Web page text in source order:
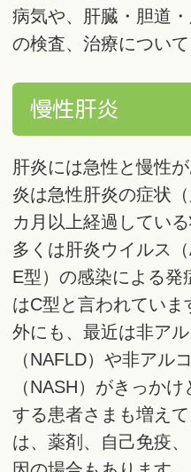
病気や、肝臓・胆道
の検査、治療について
慢性肝炎
肝炎には急性と慢性
炎は急性肝炎の症状
カ月以上経過してい
多くは肝炎ウイルス
E型）の感染による発
はC型と言われてい
外にも、最近は非ア
（NAFLD）や非アル
（NASH）がきっか
する患者さまも増え
は、薬剤、自己免疫